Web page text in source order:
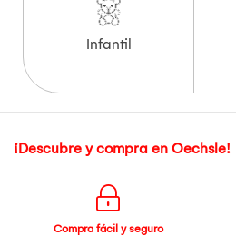
Infantil
¡Descubre y compra en Oechsle!
Compra fácil y seguro